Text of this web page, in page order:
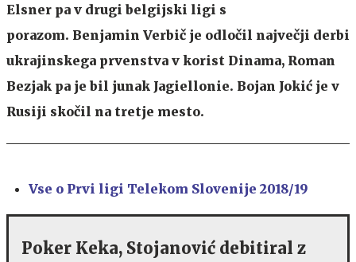
Elsner pa v drugi belgijski ligi s
porazom. Benjamin Verbič je odločil največji derbi
ukrajinskega prvenstva v korist Dinama, Roman
Bezjak pa je bil junak Jagiellonie. Bojan Jokić je v
Rusiji skočil na tretje mesto.
Vse o Prvi ligi Telekom Slovenije 2018/19
Poker Keka, Stojanović debitiral z